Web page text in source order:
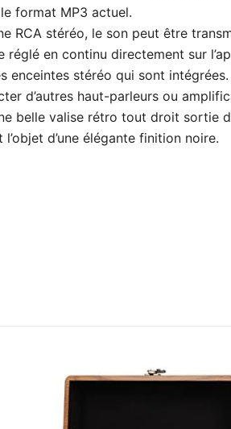
format MP3 actuel.
RCA stéréo, le son peut être
en continu directement sur
enceintes stéréo qui sont
d’autres haut-parleurs ou
belle valise rétro tout droit
d’une élégante finition noire.